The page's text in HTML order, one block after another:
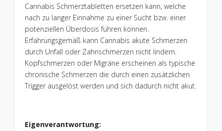
Cannabis Schmerztabletten ersetzen kann, welche
nach zu langer Einnahme zu einer Sucht bzw. einer
potenziellen Überdosis führen können.
Erfahrungsgemäß kann Cannabis akute Schmerzen
durch Unfall oder Zahnschmerzen nicht lindern.
Kopfschmerzen oder Migräne erscheinen als typische
chronische Schmerzen die durch einen zusätzlichen
Trigger ausgelöst werden und sich dadurch nicht akut.
Eigenverantwortung: